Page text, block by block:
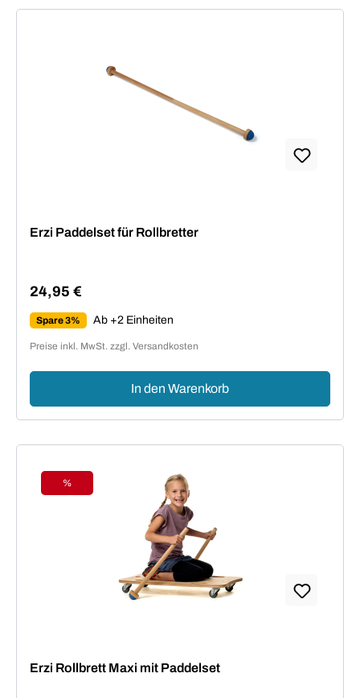
Erzi Paddelset für Rollbretter
Regulärer Preis:
24,95 €
Spare 3% Ab +2 Einheiten
Preise inkl. MwSt. zzgl. Versandkosten
In den Warenkorb
Rabatt
%
Erzi Rollbrett Maxi mit Paddelset